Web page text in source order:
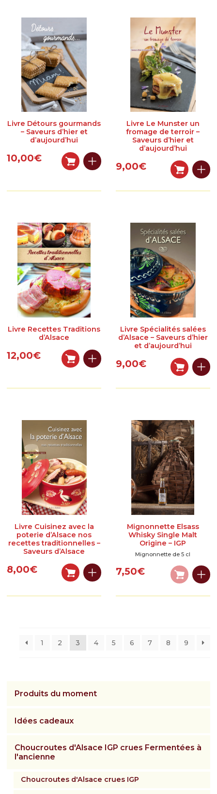
Livre Détours gourmands
– Saveurs d’hier et
d’aujourd’hui
10,00€
Livre Le Munster un
fromage de terroir –
Saveurs d’hier et
d’aujourd’hui
9,00€
Livre Recettes Traditions
d’Alsace
12,00€
Livre Spécialités salées
d’Alsace – Saveurs d’hier
et d’aujourd’hui
9,00€
Livre Cuisinez avec la
poterie d’Alsace nos
recettes traditionnelles –
Saveurs d’Alsace
8,00€
Mignonnette Elsass
Whisky Single Malt
Origine – IGP
Mignonnette de 5 cl
7,50€
1 2 3 4 5 6 7 8 9
Produits du moment
Idées cadeaux
Choucroutes d'Alsace IGP crues Fermentées à
l'ancienne
Choucroutes d'Alsace crues IGP